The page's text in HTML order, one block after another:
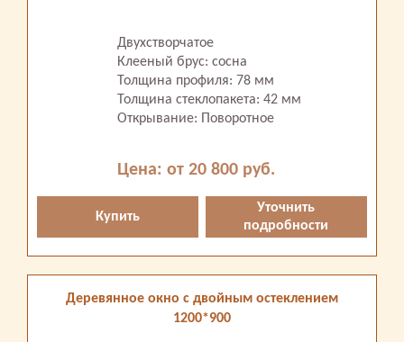
Двухстворчатое
Клееный брус: сосна
Толщина профиля: 78 мм
Толщина стеклопакета: 42 мм
Открывание: Поворотное
Цена: от 20 800 руб.
Купить
Уточнить
подробности
Деревянное окно с двойным остеклением
1200*900